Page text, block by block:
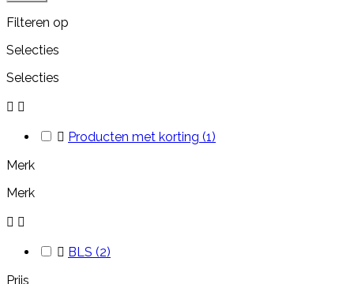
Filteren op
Selecties
Selecties
 
 Producten met korting (1)
Merk
Merk
 
 BLS (2)
Prijs